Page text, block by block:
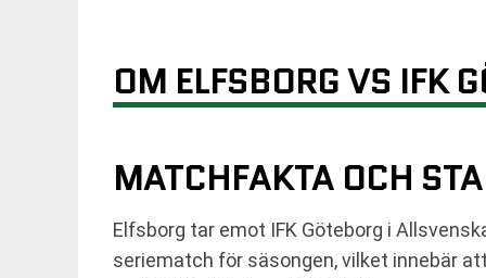
OM ELFSBORG VS IFK
MATCHFAKTA OCH
Elfsborg tar emot IFK Göteborg i
seriematch för säsongen, vilket innebär